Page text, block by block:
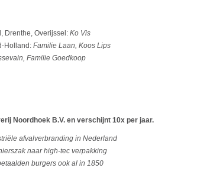
Drenthe, Overijssel: Ko Vis
Holland: Familie Laan, Koos Lips
Familie Goedkoop
Noordhoek B.V. en verschijnt 10x per jaar.
afvalverbranding in Nederland
naar high-tec verpakking
burgers ook al in 1850